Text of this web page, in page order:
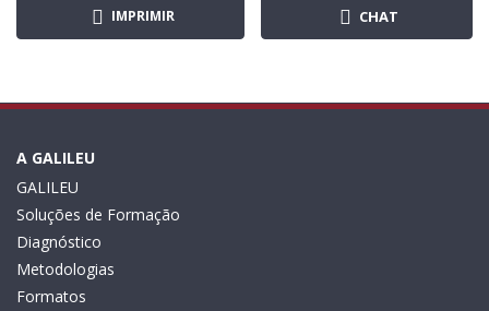
IMPRIMIR CHAT
A GALILEU
GALILEU
Soluções de Formação
Diagnóstico
Metodologias
Formatos